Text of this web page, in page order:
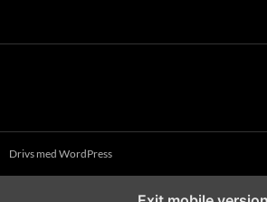
Drivs med WordPress